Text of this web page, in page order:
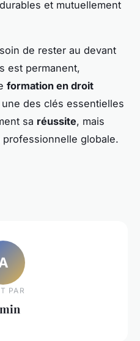
et mutuellement
de rester au devant
est permanent,
formation en droit
des clés essentielles
sa réussite, mais
globale.
PAR